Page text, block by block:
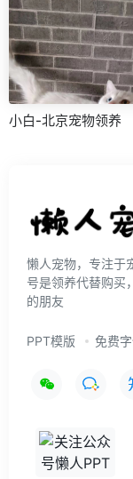
小白-北京宠物领养
懒人宠物，专注于
号是领养代替购买
的朋友
PPT模版 免费